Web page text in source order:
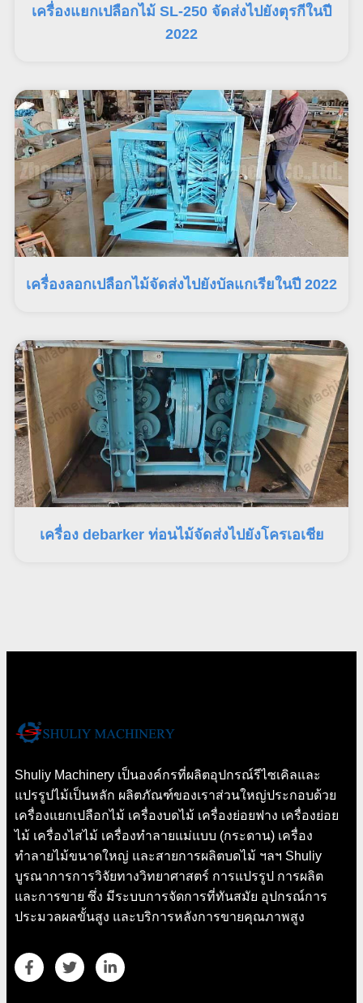
เครื่องแยกเปลือกไม้ SL-250 จัดส่งไปยังตุรกีในปี
2022
เครื่องลอกเปลือกไม้จัดส่งไปยังบัลแกเรียในปี 2022
เครื่อง debarker ท่อนไม้จัดส่งไปยังโครเอเชีย
Shuliy Machinery เป็นองค์กรที่ผลิตอุปกรณ์รีไซเคิลและ
แปรรูปไม้เป็นหลัก ผลิตภัณฑ์ของเราส่วนใหญ่ประกอบด้วย
เครื่องแยกเปลือกไม้ เครื่องบดไม้ เครื่องย่อยฟาง เครื่องย่อย
ไม้ เครื่องไสไม้ เครื่องทำลายแม่แบบ (กระดาน) เครื่อง
ทำลายไม้ขนาดใหญ่ และสายการผลิตบดไม้ ฯลฯ Shuliy
บูรณาการการวิจัยทางวิทยาศาสตร์ การแปรรูป การผลิต
และการขาย ซึ่ง มีระบบการจัดการที่ทันสมัย ​​อุปกรณ์การ
ประมวลผลขั้นสูง และบริการหลังการขายคุณภาพสูง